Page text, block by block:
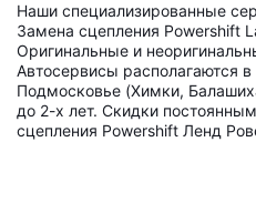
Наши специализированные
Замена сцепления Powershift
Оригинальные и
Автосервисы располагаются
Подмосковье (Химки,
до 2-х лет. Скидки
сцепления Powershift Ленд